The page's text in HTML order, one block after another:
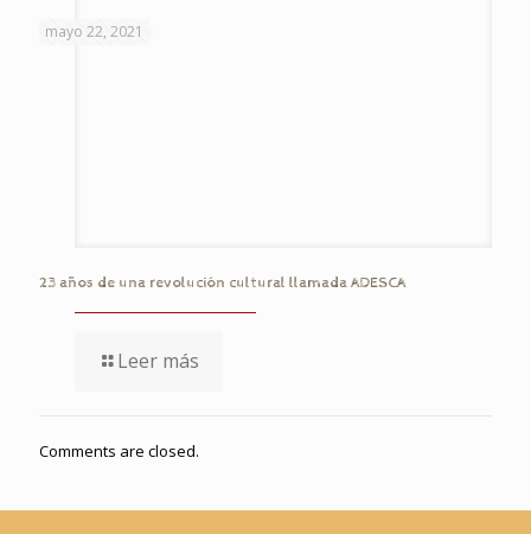
mayo 22, 2021
23 años de una revolución cultural llamada ADESCA
Leer más
Comments are closed.